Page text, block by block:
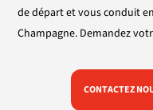
dedépartet vous conduiten
Champagne. Demandez
CONTACTEZ